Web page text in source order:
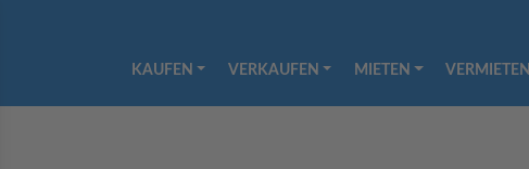
KAUFEN VERKAUFEN MIETEN VERMIETEN